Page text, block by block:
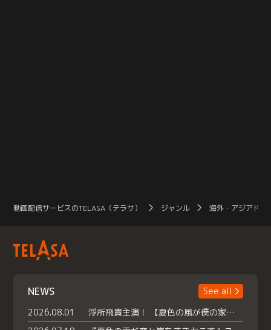
動画配信サービスのTELASA（テラサ） ジャンル 海外・アジアドラ
NEWS
See all
2026.08.01
浮所飛貴主演！ 【夏色の風が僕の家にやってきた】 本日よりテラサで独占配信スタート！